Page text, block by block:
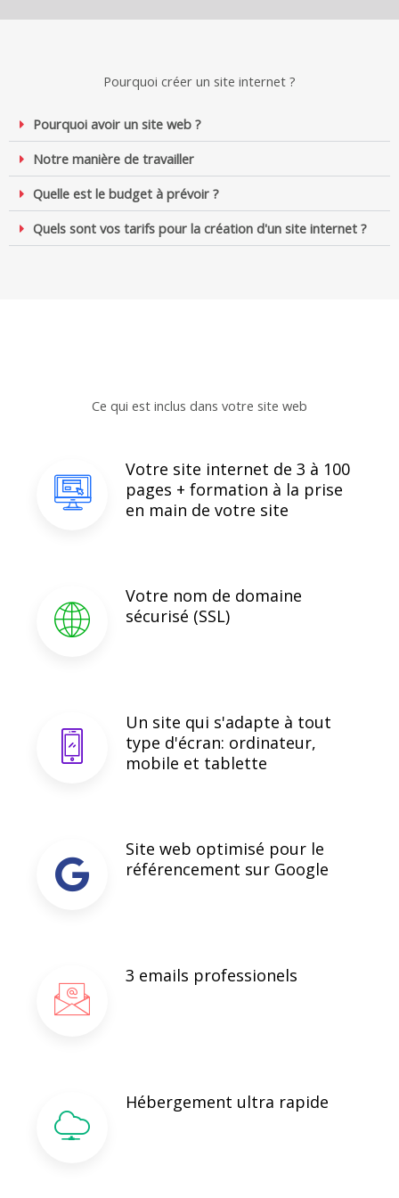
Pourquoi créer un site internet ?
Pourquoi avoir un site web ?
Notre manière de travailler
Quelle est le budget à prévoir ?
Quels sont vos tarifs pour la création d'un site internet ?
Ce qui est inclus dans votre site web
Votre site internet de 3 à 100
pages + formation à la prise
en main de votre site
Votre nom de domaine
sécurisé (SSL)
Un site qui s'adapte à tout
type d'écran: ordinateur,
mobile et tablette
Site web optimisé pour le
référencement sur Google
3 emails professionels
Hébergement ultra rapide